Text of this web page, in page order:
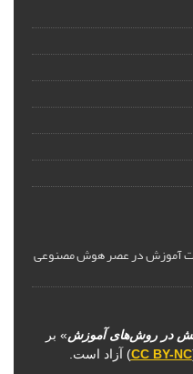
آموزش در عصر هوش مصنوعی
در روش‌های آموزش» بر
CC BY-NC) آزاد است.